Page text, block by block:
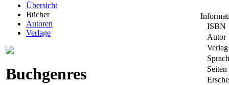
Übersicht
Bücher
Autoren
Verlage
Buchgenres
ISBN
Autor
Verlag
Seiten